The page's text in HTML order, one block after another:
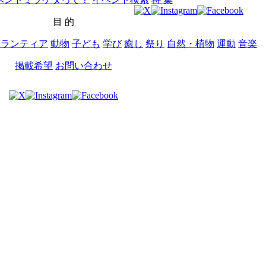
目 的
ンティア 動物 子ども 学び 癒し 祭り 自然・植物 運動 音楽
掲載希望 お問い合わせ